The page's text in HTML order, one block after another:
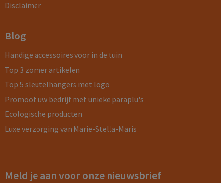
Disclaimer
Blog
Handige accessoires voor in de tuin
Top 3 zomer artikelen
Top 5 sleutelhangers met logo
Promoot uw bedrijf met unieke paraplu's
Ecologische producten
Luxe verzorging van Marie-Stella-Maris
Meld je aan voor onze nieuwsbrief